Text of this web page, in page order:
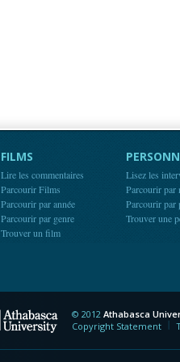
FILMS
Lire les commentaires
Parcourir Films
Parcourir par année
Parcourir par genre
Trouver un film
Lisez les
Parcourir par
Parcourir par
Trouver une
Athabasca
© 2012 Athabasca
Copyright Statement